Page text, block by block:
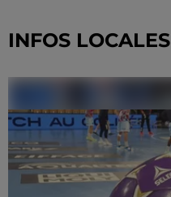
INFOS LOCALES